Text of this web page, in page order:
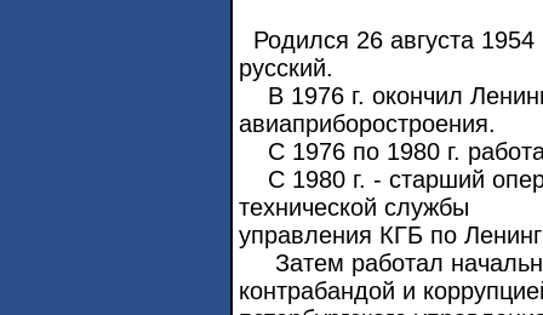
Родился 26 августа
русский.
В 1976 г. окончил
авиаприборостроения.
С 1976 по 1980 г.
С 1980 г. - старший
технической службы
управления КГБ по
Затем работал
контрабандой и